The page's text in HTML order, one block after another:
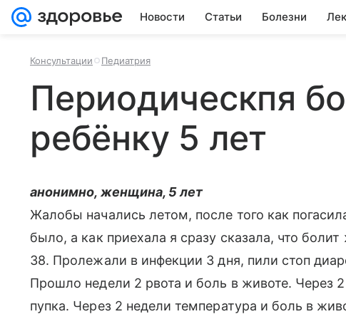
Новости Статьи Болезни
Консультации Педиатрия
Периодическпя
ребёнку 5 лет
анонимно, женщина, 5 лет
Жалобы начались летом, после того как
было, а как приехала я сразу сказала, что
38. Пролежали в инфекции 3 дня, пили стоп
Прошло недели 2 рвота и боль в животе. Через
пупка. Через 2 недели температура и боль в